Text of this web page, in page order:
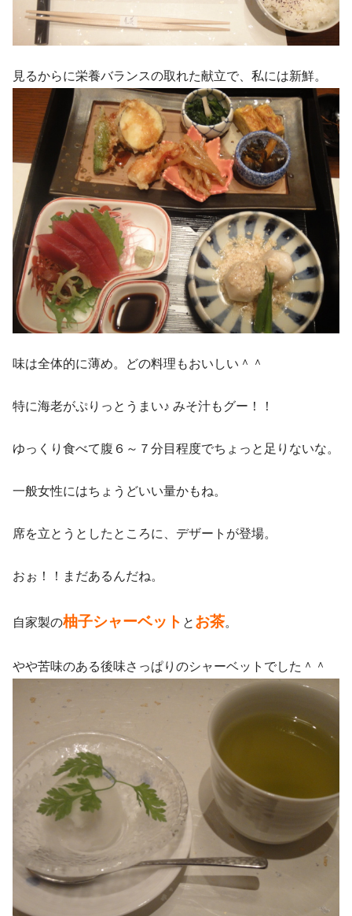
見るからに栄養バランスの取れた献立で、私には新鮮。
味は全体的に薄め。どの料理もおいしい＾＾
特に海老がぷりっとうまい♪ みそ汁もグー！！
ゆっくり食べて腹６～７分目程度でちょっと足りないな。
一般女性にはちょうどいい量かもね。
席を立とうとしたところに、デザートが登場。
おぉ！！まだあるんだね。
自家製の柚子シャーベット と お茶。
やや苦味のある後味さっぱりのシャーベットでした＾＾